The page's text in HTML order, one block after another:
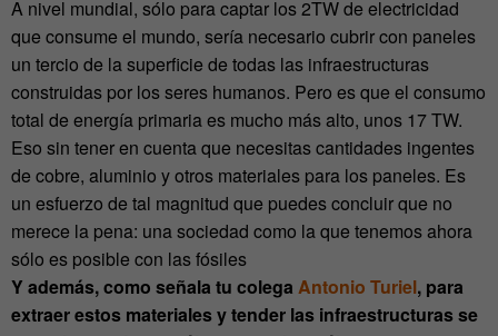
A nivel mundial, sólo para captar los 2TW de electricidad
que consume el mundo, sería necesario cubrir con paneles
un tercio de la superficie de todas las infraestructuras
construidas por los seres humanos. Pero es que el consumo
total de energía primaria es mucho más alto, unos 17 TW.
Eso sin tener en cuenta que necesitas cantidades ingentes
de cobre, aluminio y otros materiales para los paneles. Es
un esfuerzo de tal magnitud que puedes concluir que no
merece la pena: una sociedad como la que tenemos ahora
sólo es posible con las fósiles
Y además, como señala tu colega Antonio Turiel, para
extraer estos materiales y tender las infraestructuras se